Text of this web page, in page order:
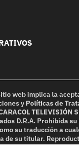
web implica la
y Políticas de
TELEVISIÓN
D.R.A. Prohibida
su traducción a
de su titular.